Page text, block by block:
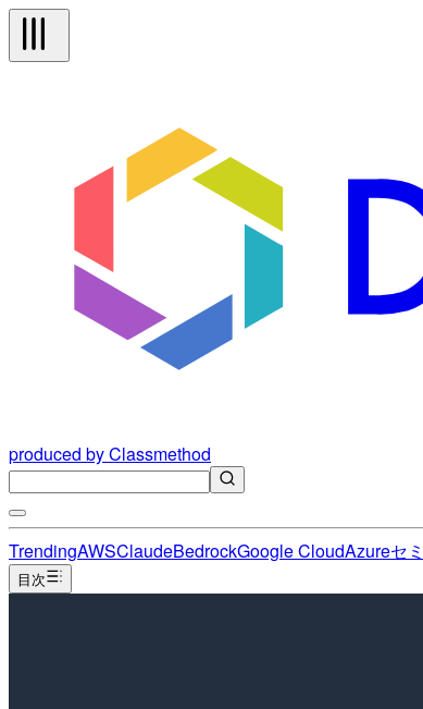
produced by Classmethod
TrendingAWSClaudeBedrockGoogle CloudAzureセ
目次